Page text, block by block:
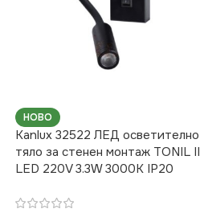
НОВО
Kanlux 32522 ЛЕД осветително
тяло за стенен монтаж TONIL II
LED 220V 3.3W 3000K IP20